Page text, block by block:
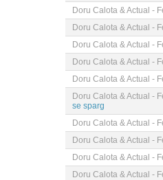
Doru Calota & Actual -
Doru Calota & Actual -
Doru Calota & Actual -
Doru Calota & Actual -
Doru Calota & Actual -
Doru Calota & Actual -
se sparg
Doru Calota & Actual -
Doru Calota & Actual -
Doru Calota & Actual -
Doru Calota & Actual -